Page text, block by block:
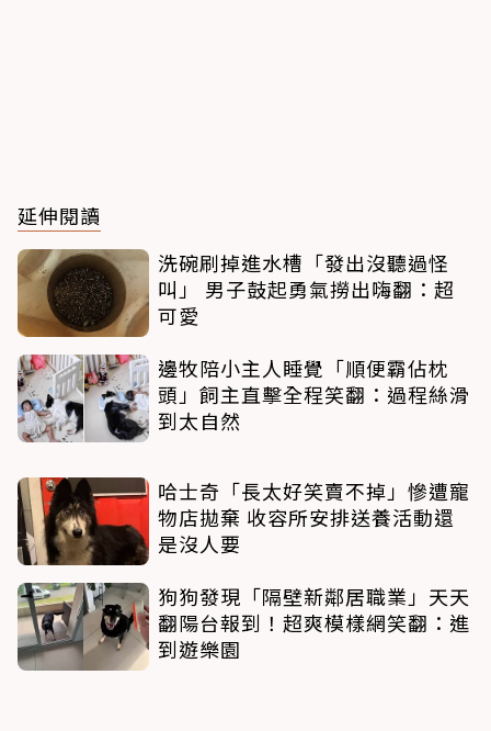
延伸閱讀
洗碗刷掉進水槽「發出沒聽過怪
叫」 男子鼓起勇氣撈出嗨翻：超
可愛
邊牧陪小主人睡覺「順便霸佔枕
頭」飼主直擊全程笑翻：過程絲滑
到太自然
哈士奇「長太好笑賣不掉」慘遭寵
物店拋棄 收容所安排送養活動還
是沒人要
狗狗發現「隔壁新鄰居職業」天天
翻陽台報到！超爽模樣網笑翻：進
到遊樂園